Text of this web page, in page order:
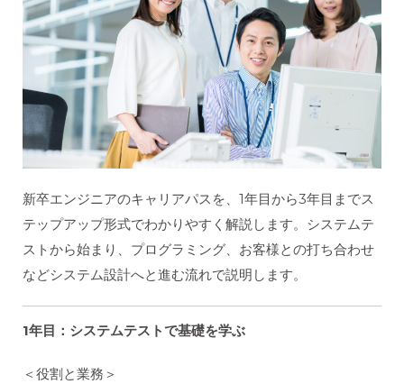
新卒エンジニアのキャリアパスを、1年目から3年目までス
テップアップ形式でわかりやすく解説します。システムテ
ストから始まり、プログラミング、お客様との打ち合わせ
などシステム設計へと進む流れで説明します。
1年目：システムテストで基礎を学ぶ
＜役割と業務＞